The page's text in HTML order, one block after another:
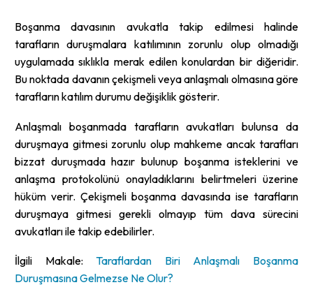
Boşanma davasının avukatla takip edilmesi halinde
tarafların duruşmalara katılımının zorunlu olup olmadığı
uygulamada sıklıkla merak edilen konulardan bir diğeridir.
Bu noktada davanın çekişmeli veya anlaşmalı olmasına göre
tarafların katılım durumu değişiklik gösterir.
Anlaşmalı boşanmada tarafların avukatları bulunsa da
duruşmaya gitmesi zorunlu olup mahkeme ancak tarafları
bizzat duruşmada hazır bulunup boşanma isteklerini ve
anlaşma protokolünü onayladıklarını belirtmeleri üzerine
hüküm verir. Çekişmeli boşanma davasında ise tarafların
duruşmaya gitmesi gerekli olmayıp tüm dava sürecini
avukatları ile takip edebilirler.
İlgili Makale:Taraflardan Biri Anlaşmalı Boşanma
Duruşmasına Gelmezse Ne Olur?